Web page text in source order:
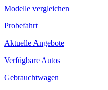
Modelle vergleichen
Probefahrt
Aktuelle Angebote
Verfügbare Autos
Gebrauchtwagen